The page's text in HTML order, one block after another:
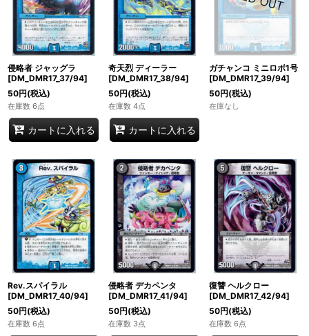
侵略者 ジャッグラ
[DM_DMR17_37/94]
50円(税込)
在庫数 6点
カートに入れる
奇天烈 ディーラー
[DM_DMR17_38/94]
50円(税込)
在庫数 4点
カートに入れる
ガチャンコ ミニロボ1号
[DM_DMR17_39/94]
50円(税込)
在庫なし
Rev.スパイラル
[DM_DMR17_40/94]
50円(税込)
在庫数 6点
侵略者 デカペンタ
[DM_DMR17_41/94]
50円(税込)
在庫数 3点
復讐 ヘルクロー
[DM_DMR17_42/94]
50円(税込)
在庫数 6点